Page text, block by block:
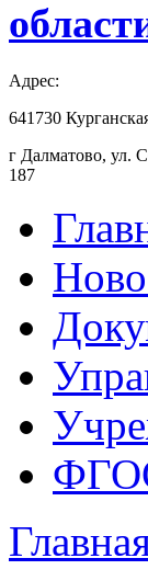
Адрес:
641730
г Далматово, ул.
187